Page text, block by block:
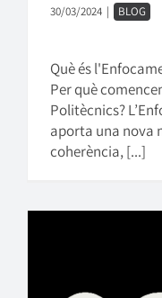
30/03/2024 | BLOG
Què és
Per què
Politècnics?
aporta una nova
coherència, [...]